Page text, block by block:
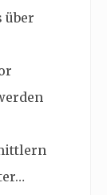
über